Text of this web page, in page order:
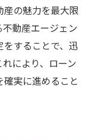
の魅力を最大限
動産エージェン
をすることで、迅
により、ローン
実に進めること